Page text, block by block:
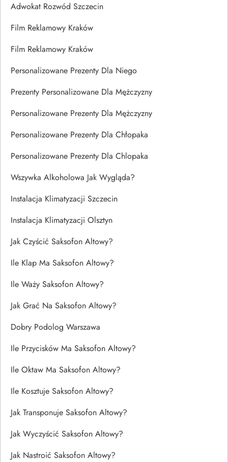
Adwokat Rozwód Szczecin
Film Reklamowy Kraków
Film Reklamowy Kraków
Personalizowane Prezenty Dla Niego
Prezenty Personalizowane Dla Mężczyzny
Personalizowane Prezenty Dla Mężczyzny
Personalizowane Prezenty Dla Chłopaka
Personalizowane Prezenty Dla Chlopaka
Wszywka Alkoholowa Jak Wygląda?
Instalacja Klimatyzacji Szczecin
Instalacja Klimatyzacji Olsztyn
Jak Czyścić Saksofon Altowy?
Ile Klap Ma Saksofon Altowy?
Ile Waży Saksofon Altowy?
Jak Grać Na Saksofon Altowy?
Dobry Podolog Warszawa
Ile Przycisków Ma Saksofon Altowy?
Ile Oktaw Ma Saksofon Altowy?
Ile Kosztuje Saksofon Altowy?
Jak Transponuje Saksofon Altowy?
Jak Wyczyścić Saksofon Altowy?
Jak Nastroić Saksofon Altowy?